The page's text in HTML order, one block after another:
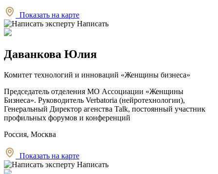
Показать на карте
Написать
Даванкова Юлия
Комитет технологий и инноваций «Женщины бизнеса»
Председатель отделения МО Ассоциации «Женщины
Бизнеса». Руководитель Verbatoria (нейротехнологии),
Генеральный Директор агенства Talk, постоянный участник
профильных форумов и конференций
Россия, Москва
Показать на карте
Написать